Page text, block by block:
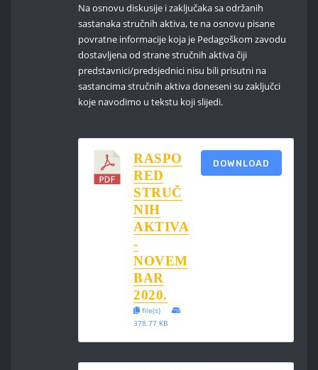
Na osnovu diskusije i zaključaka sa održanih
sastanaka stručnih aktiva, te na osnovu pisane
povratne informacije koja je Pedagoškom zavodu
dostavljena od strane stručnih aktiva čiji
predstavnici/predsjednici nisu bili prisutni na
sastancima stručnih aktiva doneseni su zaključci
koje navodimo u tekstu koji slijedi.
RASPO
RED
STRUČ
NIH
AKTIVA
-
NOVEM
BAR
2020.
file(s)
378.77 KB
DOWNLOAD